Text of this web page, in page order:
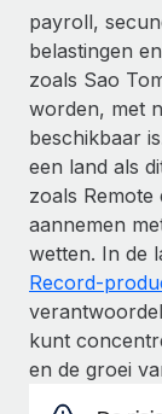
payroll,
belastingen
zoals Sao
worden, met
beschikbaar
een land als
zoals
aannemen
wetten. In de
Record-
kunt
en de groei